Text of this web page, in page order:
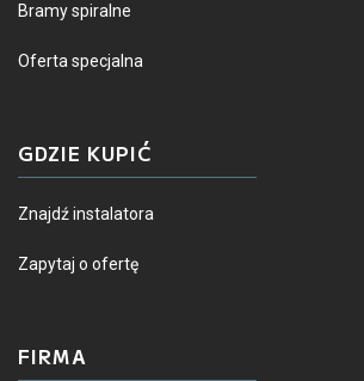
Bramy spiralne
Oferta specjalna
GDZIE KUPIĆ
Znajdź instalatora
Zapytaj o ofertę
FIRMA